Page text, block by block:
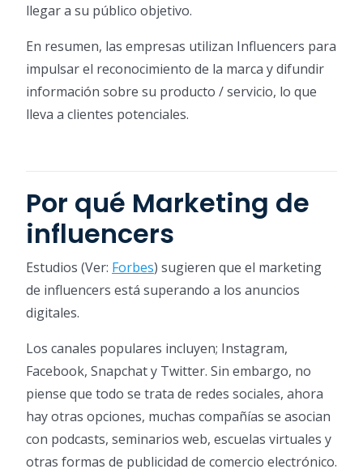
llegar a su público objetivo.
En resumen, las empresas utilizan Influencers para
impulsar el reconocimiento de la marca y difundir
información sobre su producto / servicio, lo que
lleva a clientes potenciales.
Por qué Marketing de
influencers
Estudios (Ver: Forbes) sugieren que el marketing
de influencers está superando a los anuncios
digitales.
Los canales populares incluyen; Instagram,
Facebook, Snapchat y Twitter. Sin embargo, no
piense que todo se trata de redes sociales, ahora
hay otras opciones, muchas compañías se asocian
con podcasts, seminarios web, escuelas virtuales y
otras formas de publicidad de comercio electrónico.